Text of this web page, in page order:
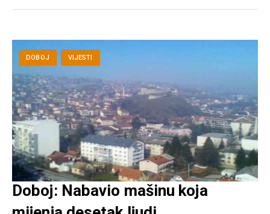
DOBOJ VIJESTI
Doboj: Nabavio mašinu koja